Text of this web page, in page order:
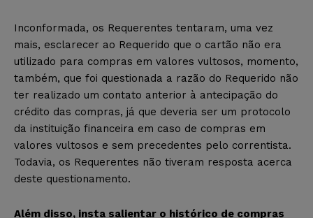
Inconformada, os Requerentes tentaram, uma vez
mais, esclarecer ao Requerido que o cartão não era
utilizado para compras em valores vultosos, momento,
também, que foi questionada a razão do Requerido não
ter realizado um contato anterior à antecipação do
crédito das compras, já que deveria ser um protocolo
da instituição financeira em caso de compras em
valores vultosos e sem precedentes pelo correntista.
Todavia, os Requerentes não tiveram resposta acerca
deste questionamento.
Além disso, insta salientar o histórico de compras